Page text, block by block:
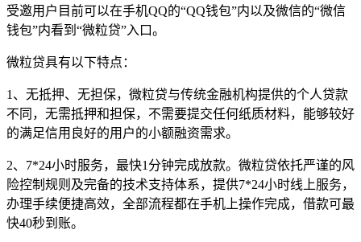
受邀用户目前可以在手机QQ的“QQ钱包”内以及微信的“微信
钱包”内看到“微粒贷”入口。
微粒贷具有以下特点：
1、无抵押、无担保，微粒贷与传统金融机构提供的个人贷款
不同，无需抵押和担保，不需要提交任何纸质材料，能够较好
的满足信用良好的用户的小额融资需求。
2、7*24小时服务，最快1分钟完成放款。微粒贷依托严谨的风
险控制规则及完备的技术支持体系，提供7*24小时线上服务，
办理手续便捷高效，全部流程都在手机上操作完成，借款可最
快40秒到账。